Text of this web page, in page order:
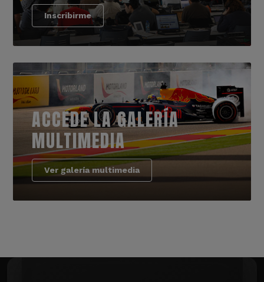
Inscribirme
ACCEDE LA GALERÍA
MULTIMEDIA
Ver galería multimedia